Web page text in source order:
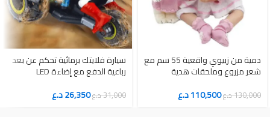
دمية من زييوي واقعية 55 سم مع
شعر مزروع وملحقات هدية
130,000د.ع110,500د.ع
سيارة فلايتك برمائية تحكم عن بعد
رباعية الدفع مع إضاءة LED
31,000د.ع26,350د.ع